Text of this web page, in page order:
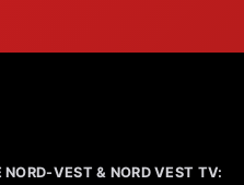
VEST & NORD VEST TV: